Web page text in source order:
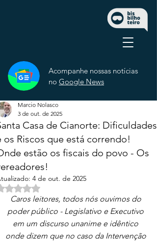
Acompanhe nossas notícias
no Google News
Casa de Cianorte: Dificuldades
os Riscos que está correndo!
estão os fiscais do povo - Os
Marcio Nolasco
3 de out. de 2025
4 de out. de 2025
Avaliado com NaN de 5 estrelas.
Caros leitores, todos nós ouvimos do
poder público - Legislativo e Executivo
em um discurso unanime e idêntico
onde dizem que no caso da Intervenção